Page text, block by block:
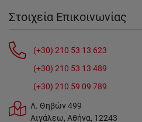
Στοιχεία Επικοινωνίας
(+30) 210 53 13 623
(+30) 210 53 13 489
(+30) 210 59 09 789
Λ. Θηβών 499
Αιγάλεω, Αθήνα, 12243